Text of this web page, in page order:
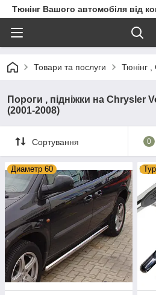
Тюнінг Вашого автомобіля від
Товари та послуги Тюнінг ,
Пороги , підніжки на Chrysler
(2001-2008)
Сортування 0
Диаметр 60